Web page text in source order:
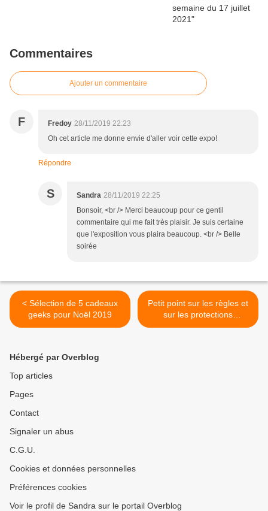
Commentaires
Ajouter un commentaire
F Fredoy 28/11/2019 22:23
Oh cet article me donne envie d'aller voir cette expo!
Répondre
S Sandra 28/11/2019 22:25
Bonsoir, <br /> Merci beaucoup pour ce gentil
commentaire qui me fait très plaisir. Je suis certaine
que l'exposition vous plaira beaucoup. <br /> Belle
soirée
< Sélection de 5 cadeaux
geeks pour Noël 2019
Petit point sur les règles et
sur les protections
périodiques >
Hébergé par Overblog
Top articles
Pages
Contact
Signaler un abus
C.G.U.
Cookies et données personnelles
Préférences cookies
Voir le profil de Sandra sur le portail Overblog